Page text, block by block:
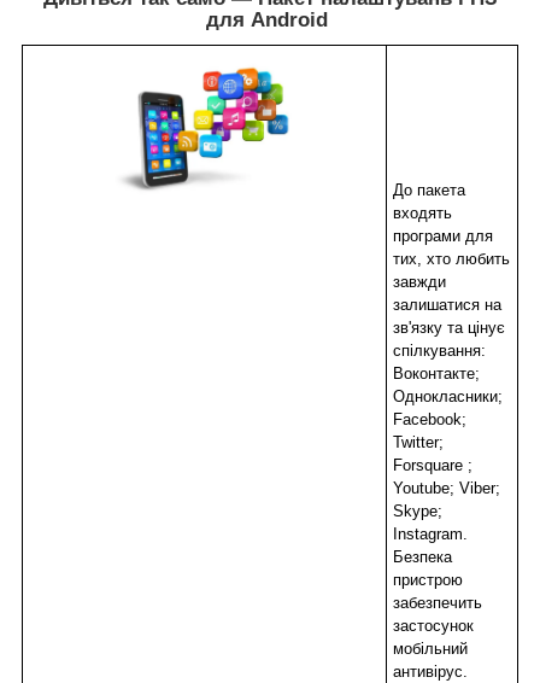
для Android
До пакета
входять
програми для
тих, хто любить
завжди
залишатися на
зв'язку та цінує
спілкування:
Воконтакте;
Однокласники;
Facebook;
Twitter;
Forsquare ;
Youtube; Viber;
Skype;
Instagram.
Безпека
пристрою
забезпечить
застосунок
мобільний
антивірус.